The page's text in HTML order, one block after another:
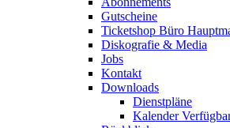
Gutscheine
Ticketshop Büro
Diskografie & Media
Jobs
Kontakt
Downloads
Dienstpläne
Kalender